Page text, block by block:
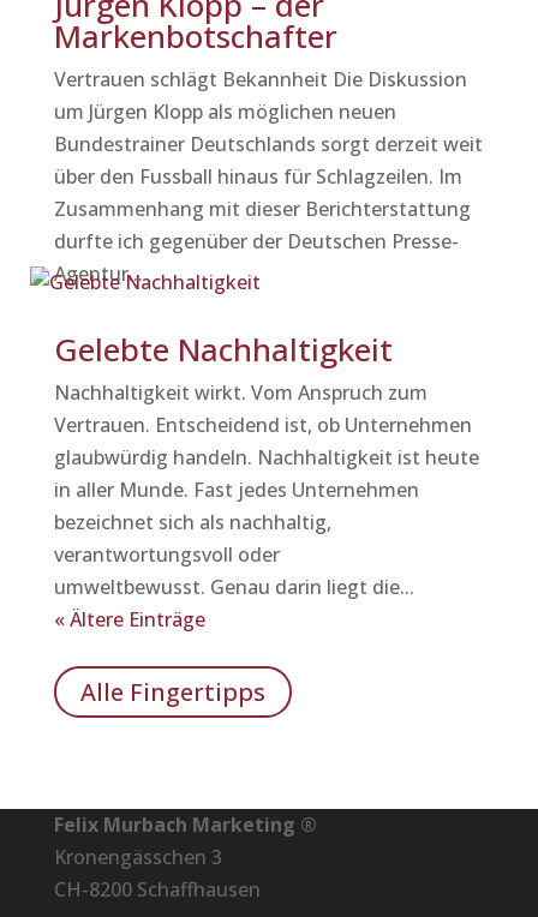
Markenbotschafter
Vertrauen schlägt Bekannheit Die Diskussion
um Jürgen Klopp als möglichen neuen
Bundestrainer Deutschlands sorgt derzeit weit
über den Fussball hinaus für Schlagzeilen. Im
Zusammenhang mit dieser Berichterstattung
durfte ich gegenüber der Deutschen Presse-
Agentur...
Gelebte Nachhaltigkeit
Nachhaltigkeit wirkt. Vom Anspruch zum
Vertrauen. Entscheidend ist, ob Unternehmen
glaubwürdig handeln. Nachhaltigkeit ist heute
in aller Munde. Fast jedes Unternehmen
bezeichnet sich als nachhaltig,
verantwortungsvoll oder
umweltbewusst. Genau darin liegt die...
« Ältere Einträge
Alle Fingertipps
Felix Murbach Marketing ®
Kronengässchen 3
CH-8200 Schaffhausen